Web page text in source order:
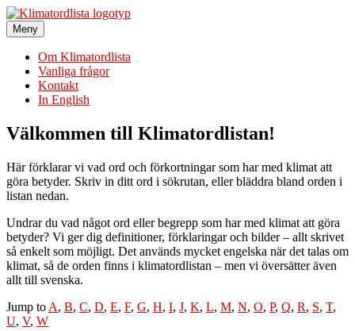
Hoppa
till
innehåll
Klimatordlista
Sveriges största klimatordlista
Meny
Om Klimatordlista
Vanliga frågor
Kontakt
In English
Välkommen till Klimatordlistan!
Här förklarar vi vad ord och förkortningar som har med klimat att
göra betyder. Skriv in ditt ord i sökrutan, eller bläddra bland orden i
listan nedan.
Undrar du vad något ord eller begrepp som har med klimat att göra
betyder? Vi ger dig definitioner, förklaringar och bilder – allt skrivet
så enkelt som möjligt. Det används mycket engelska när det talas om
klimat, så de orden finns i klimatordlistan – men vi översätter även
allt till svenska.
Jump to A, B, C, D, E, F, G, H, I, J, K, L, M, N, O, P, Q, R, S, T,
U, V, W